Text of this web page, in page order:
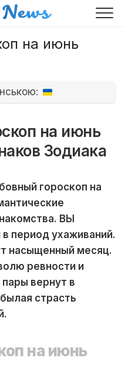
на июнь
на июнь
Зодиака
гороскоп на
ВЫ
период ухаживаний.
насыщенный месяц.
ревности и
вернут в
страсть
на июнь